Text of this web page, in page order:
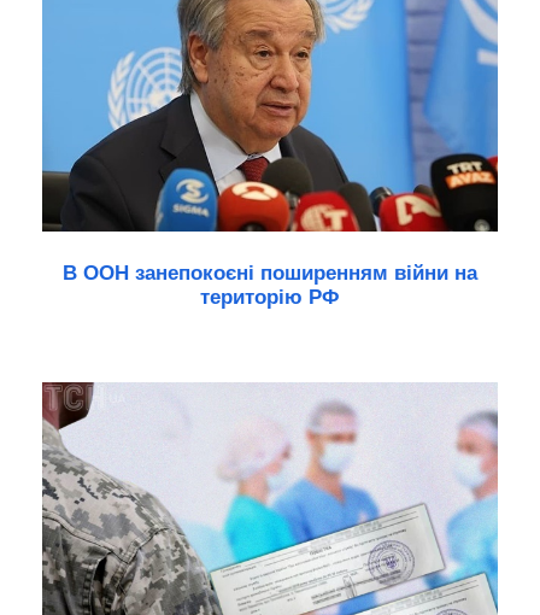
В ООН занепокоєні поширенням війни на
територію РФ